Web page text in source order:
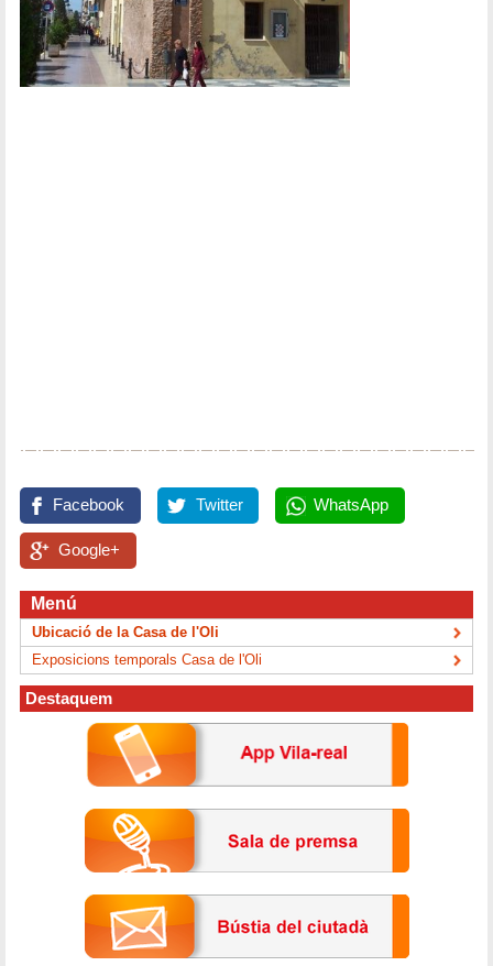
Facebook Twitter WhatsApp
Google+
Menú
Ubicació de la Casa de l'Oli
Exposicions temporals Casa de l'Oli
Destaquem